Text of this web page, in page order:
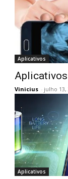
Aplicativos
Vinicius - julho 13,
Aplicativos